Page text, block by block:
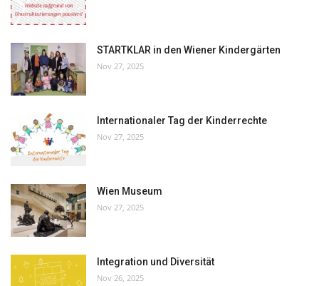
STARTKLAR in den Wiener Kindergärten
Nov 27, 2025
Internationaler Tag der Kinderrechte
Nov 27, 2025
Wien Museum
Nov 27, 2025
Integration und Diversität
Nov 26, 2025